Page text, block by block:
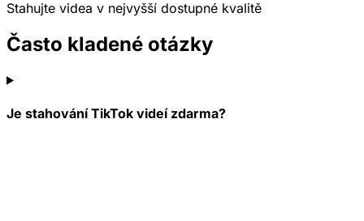
Stahujte videa v nejvyšší dostupné kvalitě
Často kladené otázky
Je stahování TikTok videí zdarma?